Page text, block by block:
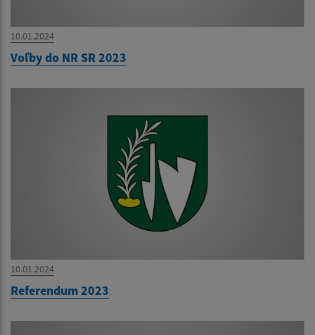
10.01.2024
Voľby do NR SR 2023
10.01.2024
Referendum 2023